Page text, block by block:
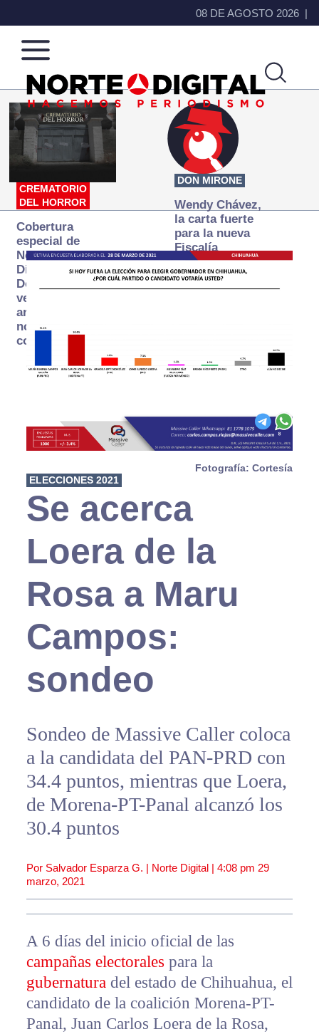
08 DE AGOSTO 2026
Norte
de
Ciudad
Más
que
noticias,
hacemos periodismo
CREMATORIO
DEL HORROR
Cobertura
especial de
Norte
Digital:
Donde la
verdad
arde… pero
no se
consume
DON MIRONE
Wendy Chávez,
la carta fuerte
para la nueva
Fiscalía
autónoma
Fotografía: Cortesía
ELECCIONES 2021
Se acerca
Loera de la
Rosa a Maru
Campos:
sondeo
Sondeo de Massive Caller coloca
a la candidata del PAN-PRD con
34.4 puntos, mientras que Loera,
de Morena-PT-Panal alcanzó los
30.4 puntos
Por Salvador Esparza G. | Norte Digital | 4:08 pm 29
marzo, 2021
A 6 días del inicio oficial de las
campañas electorales para la
gubernatura del estado de Chihuahua, el
candidato de la coalición Morena-PT-
Panal, Juan Carlos Loera de la Rosa,